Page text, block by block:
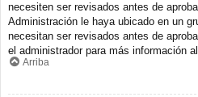
necesiten ser revisados antes de
Administración le haya ubicado en un
necesitan ser revisados antes de
el administrador para más información
Arriba